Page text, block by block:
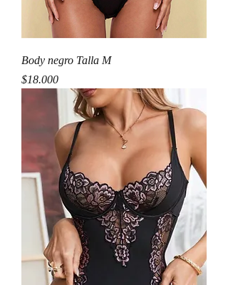
Body negro Talla M
Precio
$18.000